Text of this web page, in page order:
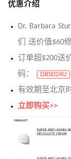
优惠介绍
Dr. Barbara
们 送价值$60
订单超$200送
码：
DBS024U
有效期至北京
立即购买>>